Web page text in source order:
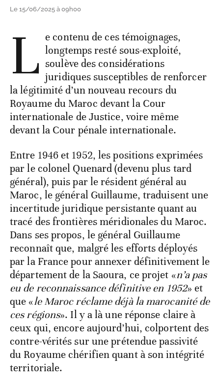
Le 15/06/2025 à 09h00
L e contenu de ces témoignages,
longtemps resté sous-exploité,
soulève des considérations
juridiques susceptibles de renforcer
la légitimité d’un nouveau recours du
Royaume du Maroc devant la Cour
internationale de Justice, voire même
devant la Cour pénale internationale.
Entre 1946 et 1952, les positions exprimées
par le colonel Quenard (devenu plus tard
général), puis par le résident général au
Maroc, le général Guillaume, traduisent une
incertitude juridique persistante quant au
tracé des frontières méridionales du Maroc.
Dans ses propos, le général Guillaume
reconnaît que, malgré les efforts déployés
par la France pour annexer définitivement le
département de la Saoura, ce projet «n’a pas
eu de reconnaissance définitive en 1952» et
que «le Maroc réclame déjà la marocanité de
ces régions». Il y a là une réponse claire à
ceux qui, encore aujourd’hui, colportent des
contre-vérités sur une prétendue passivité
du Royaume chérifien quant à son intégrité
territoriale.